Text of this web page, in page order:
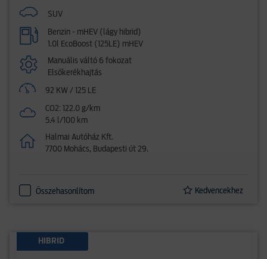
SUV
Benzin - mHEV (lágy hibrid)
1.0l EcoBoost (125LE) mHEV
Manuális váltó 6 fokozat
Elsőkerékhajtás
92 KW / 125 LE
CO2: 122.0 g/km
5.4 l/100 km
Halmai Autóház Kft.
7700 Mohács, Budapesti út 29.
Összehasonlítom Kedvencekhez
HIBRID